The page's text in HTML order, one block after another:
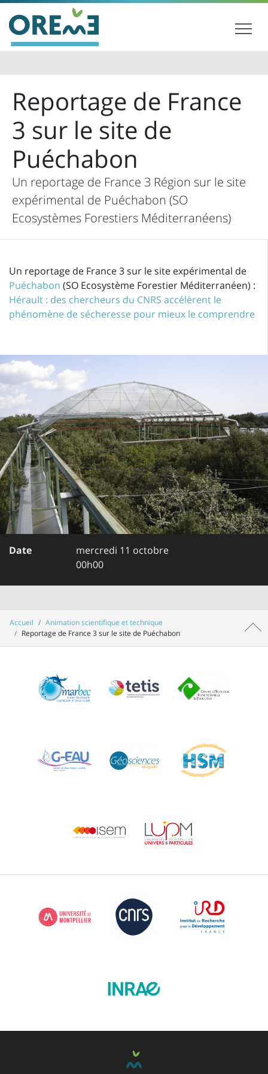
Reportage de France
3 sur le site de
Puéchabon
Un reportage de France 3 Région sur le site
expérimental de Puéchabon (SO
Ecosystèmes Forestiers Méditerranéens)
Un reportage de France 3 sur le site expérimental de
Puéchabon (SO Ecosystème Forestier Méditerranéen) :
Hérault : des chercheurs du CNRS accélèrent le
phénomène de sécheresse pour mieux le comprendre
Date
mercredi 11 octobre
00h00
Accueil
Animation scientifique et technique
Reportage de France 3 sur le site de Puéchabon